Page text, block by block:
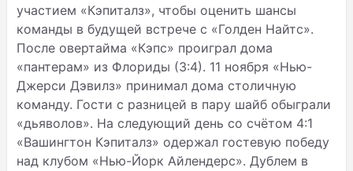
участием «Кэпиталз», чтобы оценить шансы
команды в будущей встрече с «Голден Найтс».
После овертайма «Кэпс» проиграл дома
«пантерам» из Флориды (3:4). 11 ноября «Нью-
Джерси Дэвилз» принимал дома столичную
команду. Гости с разницей в пару шайб обыграли
«дьяволов». На следующий день со счётом 4:1
«Вашингтон Кэпиталз» одержал гостевую победу
над клубом «Нью-Йорк Айлендерс». Дублем в